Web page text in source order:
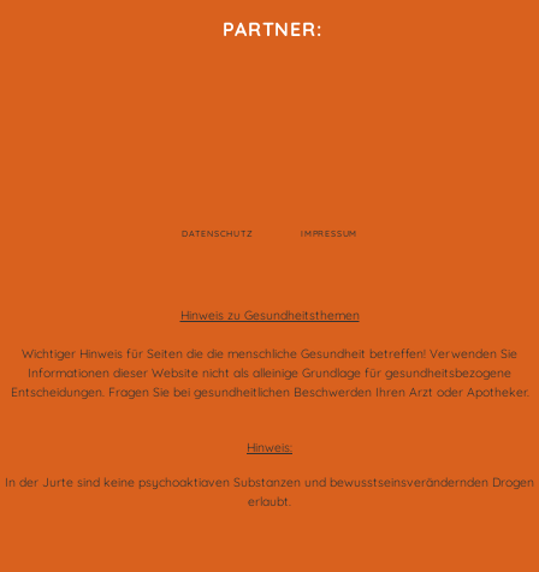
PARTNER:
DATENSCHUTZ IMPRESSUM
Hinweis zu Gesundheitsthemen
Wichtiger Hinweis für Seiten die die menschliche Gesundheit betreffen! Verwenden Sie
Informationen dieser Website nicht als alleinige Grundlage für gesundheitsbezogene
Entscheidungen. Fragen Sie bei gesundheitlichen Beschwerden Ihren Arzt oder Apotheker.
Hinweis:
In der Jurte sind keine psychoaktiaven Substanzen und bewusstseinsverändernden Drogen
erlaubt.